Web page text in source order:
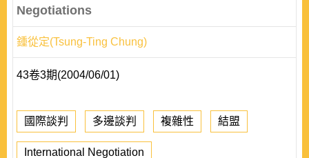
Negotiations
鍾從定(Tsung-Ting Chung)
43卷3期(2004/06/01)
國際談判 多邊談判 複雜性 結盟
International Negotiation